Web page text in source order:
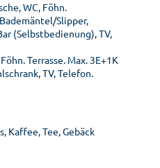
WC, Föhn.
Slipper,
(Selbstbedienung), TV,
Terrasse. Max. 3E+1K
TV, Telefon.
Kaffee, Tee, Gebäck